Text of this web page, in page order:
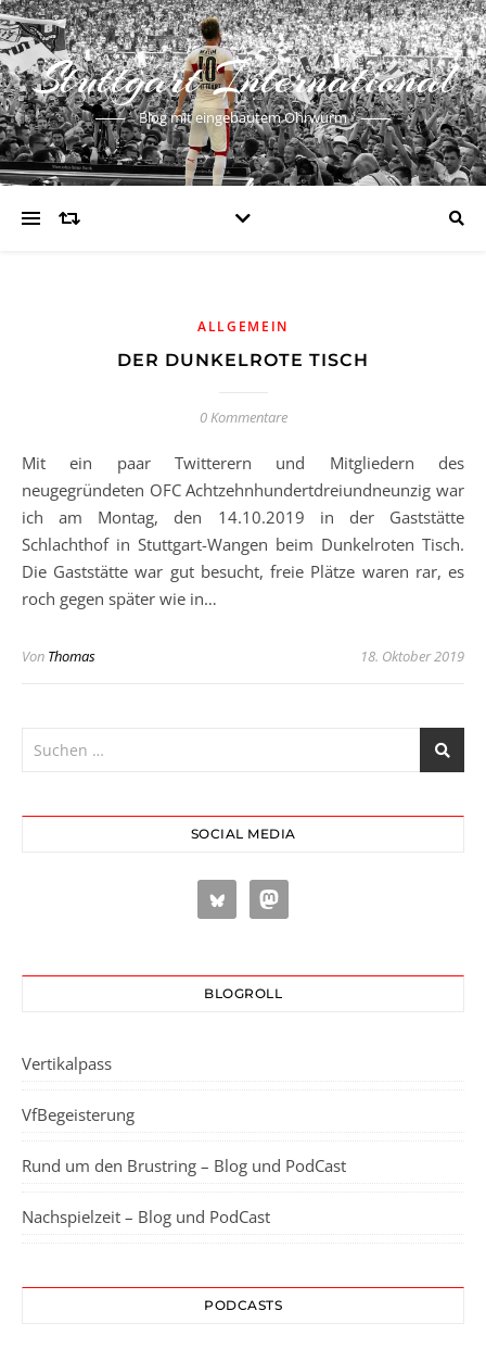
Stuttgart International
Blog mit eingebautem Ohrwurm
ALLGEMEIN
DER DUNKELROTE TISCH
0 Kommentare
Mit ein paar Twitterern und Mitgliedern des
neugegründeten OFC Achtzehnhundertdreiundneunzig war
ich am Montag, den 14.10.2019 in der Gaststätte
Schlachthof in Stuttgart-Wangen beim Dunkelroten Tisch.
Die Gaststätte war gut besucht, freie Plätze waren rar, es
roch gegen später wie in…
Von Thomas 18. Oktober 2019
SOCIAL MEDIA
BLOGROLL
Vertikalpass
VfBegeisterung
Rund um den Brustring – Blog und PodCast
Nachspielzeit – Blog und PodCast
PODCASTS